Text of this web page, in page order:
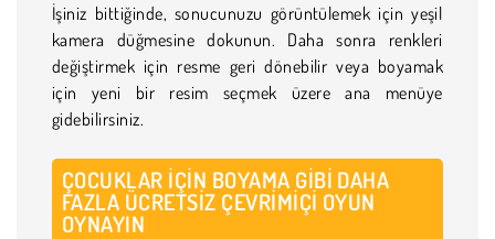
İşiniz bittiğinde, sonucunuzu görüntülemek için yeşil
kamera düğmesine dokunun. Daha sonra renkleri
değiştirmek için resme geri dönebilir veya boyamak
için yeni bir resim seçmek üzere ana menüye
gidebilirsiniz.
ÇOCUKLAR İÇIN BOYAMA GIBI DAHA
FAZLA ÜCRETSIZ ÇEVRIMIÇI OYUN
OYNAYIN